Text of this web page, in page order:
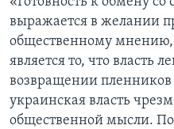
выражается в желании
общественному мнению,
является то, что власть
возвращении
украинская власть
общественной мысли.